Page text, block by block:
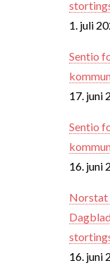
1. juli
Sentio
17. juni
Sentio
16. juni
Norstat
16. juni